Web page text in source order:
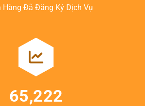
Hàng Đã Đăng Ký Dịch Vụ
65,222